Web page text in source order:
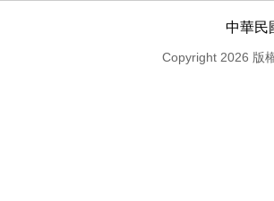
中華民
Copyright 2026 版